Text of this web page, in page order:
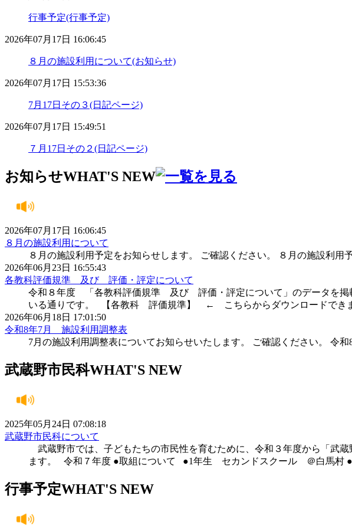
行事予定(行事予定)
2026年07月17日 16:06:45
８月の施設利用について(お知らせ)
2026年07月17日 15:53:36
7月17日その３(日記ページ)
2026年07月17日 15:49:51
７月17日その２(日記ページ)
お知らせWHAT'S NEW
2026年07月17日 16:06:45
８月の施設利用について
８月の施設利用予定をお知らせします。 ご確認ください。 ８月の施設利用
2026年06月23日 16:55:43
各教科評価規準 及び 評価・評定について
令和８年度 「各教科評価規準 及び 評価・評定について」のデータを掲
いる通りです。 【各教科 評価規準】 ← こちらからダウンロードでき
2026年06月18日 17:01:50
令和8年7月 施設利用調整表
7月の施設利用調整表についてお知らせいたします。 ご確認ください。
武蔵野市民科WHAT'S NEW
2025年05月24日 07:08:18
武蔵野市民科について
武蔵野市では、子どもたちの市民性を育むために、令和３年度から「武
ます。 令和７年度 ●取組について ●1年生 セカンドスクール ＠白
行事予定WHAT'S NEW